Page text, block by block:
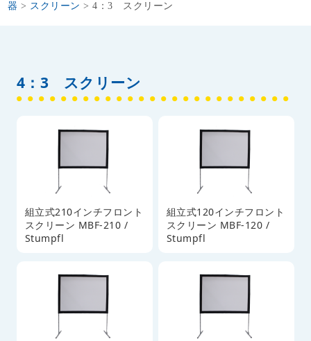
器 > スクリーン >4：3 スクリーン
4：3 スクリーン
組立式210インチフロント
スクリーン MBF-210 /
Stumpfl
組立式120インチフロント
スクリーン MBF-120 /
Stumpfl